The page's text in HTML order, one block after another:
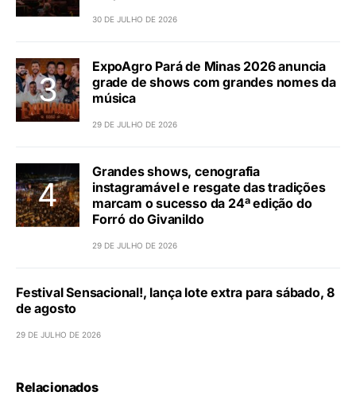
30 DE JULHO DE 2026
ExpoAgro Pará de Minas 2026 anuncia
grade de shows com grandes nomes da
música
29 DE JULHO DE 2026
Grandes shows, cenografia
instagramável e resgate das tradições
marcam o sucesso da 24ª edição do
Forró do Givanildo
29 DE JULHO DE 2026
Festival Sensacional!, lança lote extra para sábado, 8
de agosto
29 DE JULHO DE 2026
Relacionados